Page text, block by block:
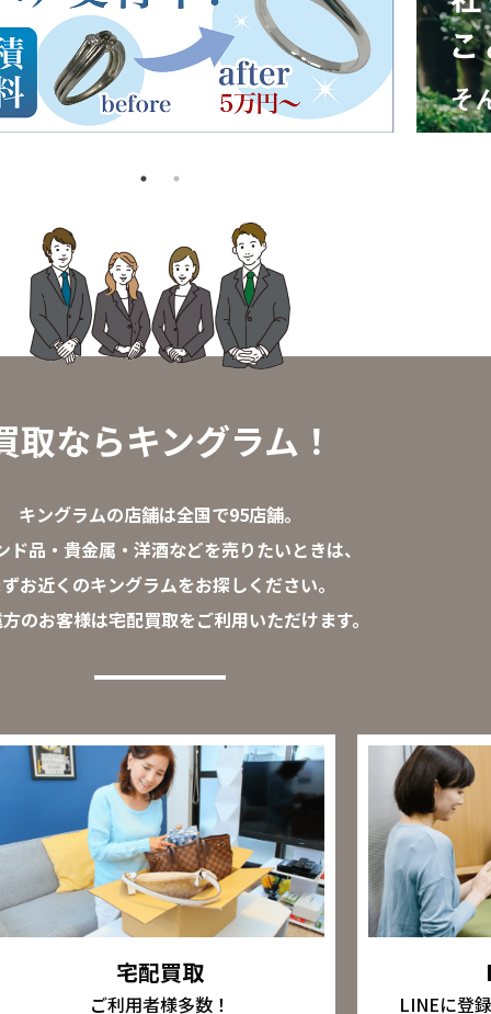
取ならキングラム！
キングラムの店舗は全国で95店舗。
ド品・貴金属・洋酒などを売りたいときは、
ずお近くのキングラムをお探しください。
のお客様は宅配買取をご利用いただけます。
宅配買取
ご利用者様多数！
LINEに登